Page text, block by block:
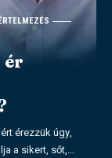
ér
érezzük úgy,
a sikert, sőt,…